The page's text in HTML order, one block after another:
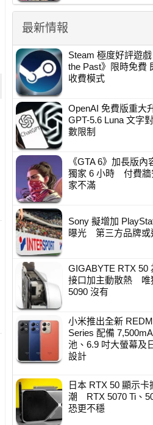
最新情報
Steam 極度好評遊
the Past》限時免費
收費模式
OpenAI 免費版重大
GPT-5.6 Luna 文字
數限制
《GTA 6》加長版內
獨家 6 小時 付費牆
家不滿
Sony 擬增加
曝光 第三方品牌或
GIGABYTE RTX 50
接口加主動散熱 唯
5090 沒有
小米推出全新
Series 配備
池、6.9 吋大螢幕及
設計
日本 RTX 50 顯示卡
潮 RTX 5070 Ti、
恐更不穩